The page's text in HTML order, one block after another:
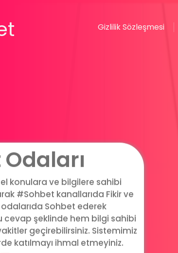
Gizlilik Sözleşmesi
konulara ve bilgilere sahibi
#Sohbet kanallarıda Fikir ve
Sohbet ederek
cevap şeklinde hem bilgi sahibi
geçirebilirsiniz. Sistemimiz
katılmayı ihmal etmeyiniz.